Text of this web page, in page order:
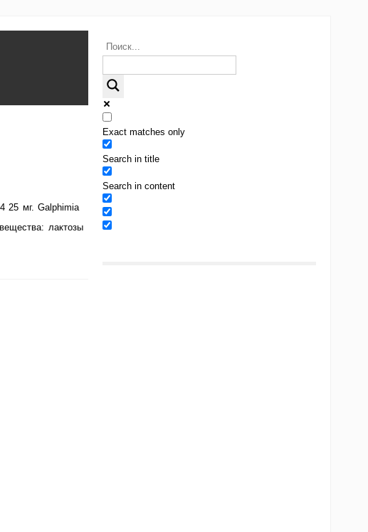
25 мг. Galphimia
лактозы
Exact matches only
Search in title
Search in content